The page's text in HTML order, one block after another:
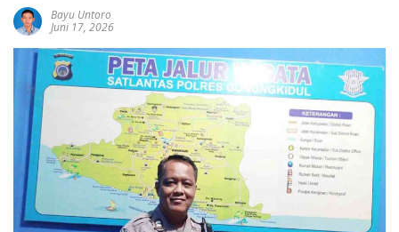
Bayu Untoro
Juni 17, 2026